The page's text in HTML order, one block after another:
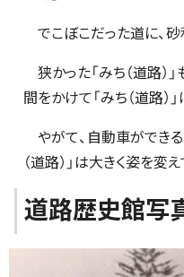
でこぼこだった道に、
狭かった「みち（道路）
間をかけて「みち（道路）
やがて、自動車ができ
（道路）」は大きく姿を変
道路歴史館写